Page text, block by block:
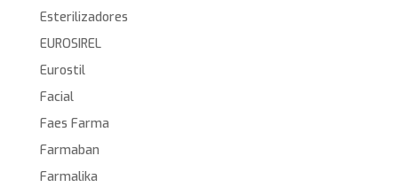
Esterilizadores
EUROSIREL
Eurostil
Facial
Faes Farma
Farmaban
Farmalika